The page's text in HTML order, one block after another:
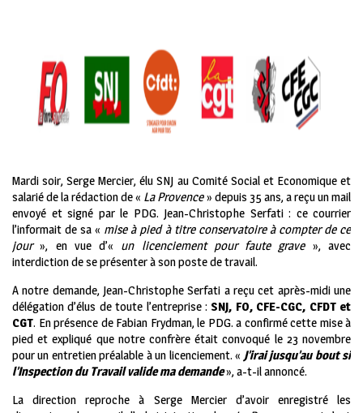
Mardi soir, Serge Mercier, élu SNJ au Comité Social et Economique et
salarié de la rédaction de « La Provence» depuis 35 ans, a reçu un mail
envoyé et signé par le PDG. Jean-Christophe Serfati : ce courrier
l’informait de sa « mise à pied à titre conservatoire à compter de ce
jour», en vue d’« un licenciement pour faute grave», avec
interdiction de se présenter à son poste de travail.
A notre demande, Jean-Christophe Serfati a reçu cet après-midi une
délégation d’élus de toute l’entreprise : SNJ, FO, CFE-CGC, CFDT et
CGT. En présence de Fabian Frydman, le PDG. a confirmé cette mise à
pied et expliqué que notre confrère était convoqué le 23 novembre
pour un entretien préalable à un licenciement. « J’irai jusqu’au bout si
l’Inspection du Travail valide ma demande», a-t-il annoncé.
La direction reproche à Serge Mercier d’avoir enregistré les